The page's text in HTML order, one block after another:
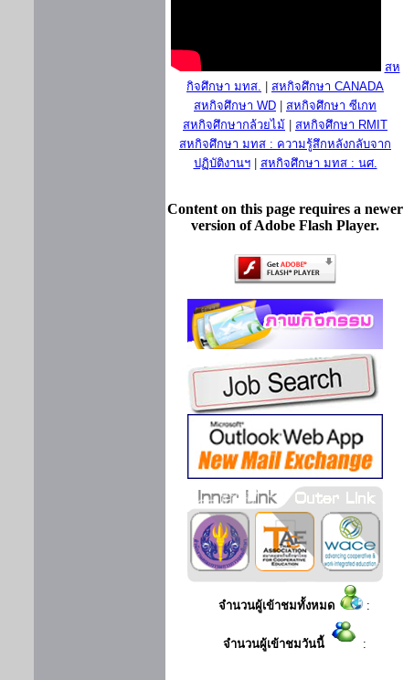
สห
กิจศึกษา มทส.
สหกิจศึกษา CANADA
สหกิจศึกษา WD
สหกิจศึกษา ซีเกท
สหกิจศึกษากล้วยไม้
สหกิจศึกษา RMIT
สหกิจศึกษา มทส : ความรู้สึกหลังกลับจาก
ปฏิบัติงานฯ| สหกิจศึกษา มทส : นศ.
Content on this page requires a newer
version of Adobe Flash Player.
จำนวนผู้เข้าชมทั้งหมด :
จำนวนผู้เข้าชมวันนี้ :